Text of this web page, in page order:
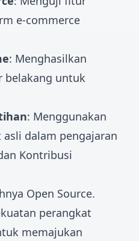
e-commerce
: Menghasilkan
belakang untuk
: Menggunakan
dalam pengajaran
Kontribusi
Open Source.
perangkat
memajukan